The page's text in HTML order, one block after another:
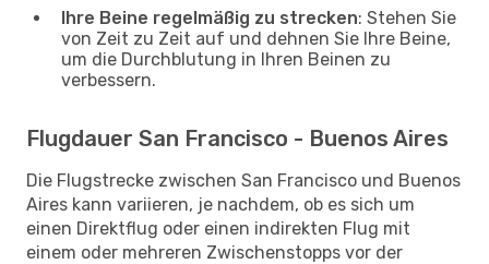
Ihre Beine regelmäßig zu strecken: Stehen Sie
von Zeit zu Zeit auf und dehnen Sie Ihre Beine,
um die Durchblutung in Ihren Beinen zu
verbessern.
Flugdauer San Francisco - Buenos Aires
Die Flugstrecke zwischen San Francisco und Buenos
Aires kann variieren, je nachdem, ob es sich um
einen Direktflug oder einen indirekten Flug mit
einem oder mehreren Zwischenstopps vor der